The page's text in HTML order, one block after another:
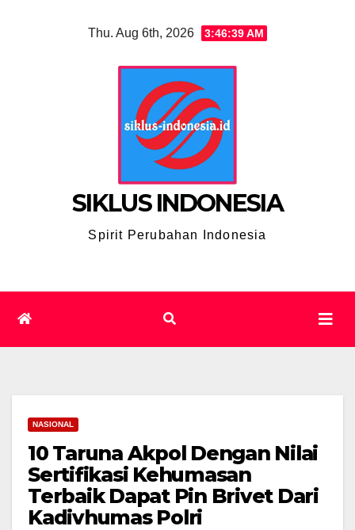
Thu. Aug 6th, 2026 3:46:40 AM
SIKLUS INDONESIA
Spirit Perubahan Indonesia
NASIONAL
10 Taruna Akpol Dengan Nilai
Sertifikasi Kehumasan
Terbaik Dapat Pin Brivet Dari
Kadivhumas Polri